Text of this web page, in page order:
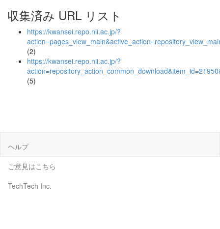
収集済み URL リスト
https://kwansei.repo.nii.ac.jp/?
(2)
https://kwansei.repo.nii.ac.jp/?
(5)
ヘルプ
ご意見はこちら
TechTech Inc.